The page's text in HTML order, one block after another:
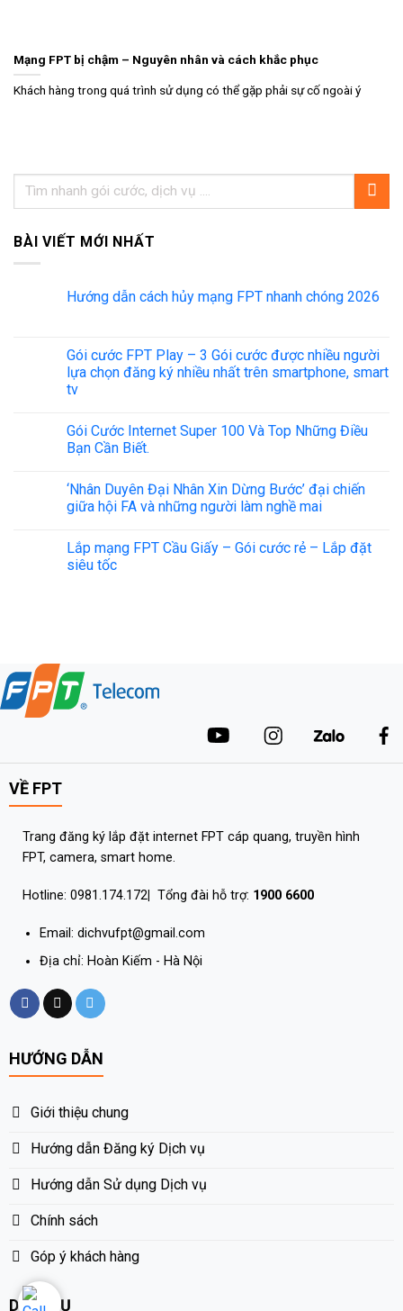
Mạng FPT bị chậm – Nguyên nhân và cách khắc phục
Khách hàng trong quá trình sử dụng có thể gặp phải sự cố ngoài ý
BÀI VIẾT MỚI NHẤT
Hướng dẫn cách hủy mạng FPT nhanh chóng 2026
Gói cước FPT Play – 3 Gói cước được nhiều người
lựa chọn đăng ký nhiều nhất trên smartphone, smart
tv
Gói Cước Internet Super 100 Và Top Những Điều
Bạn Cần Biết.
‘Nhân Duyên Đại Nhân Xin Dừng Bước’ đại chiến
giữa hội FA và những người làm nghề mai
Lắp mạng FPT Cầu Giấy – Gói cước rẻ – Lắp đặt
siêu tốc
VỀ FPT
Trang đăng ký lắp đặt internet FPT cáp quang, truyền hình
FPT, camera, smart home.
Hotline: 0981.174.172| Tổng đài hỗ trợ: 1900 6600
Email: dichvufpt@gmail.com
Địa chỉ: Hoàn Kiếm - Hà Nội
HƯỚNG DẪN
Giới thiệu chung
Hướng dẫn Đăng ký Dịch vụ
Hướng dẫn Sử dụng Dịch vụ
Chính sách
Góp ý khách hàng
DỊCH VỤ